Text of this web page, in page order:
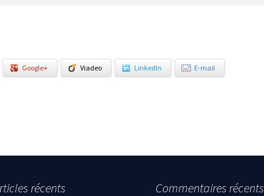
Google+ Viadeo LinkedIn E-mail
récents Commentaires récents